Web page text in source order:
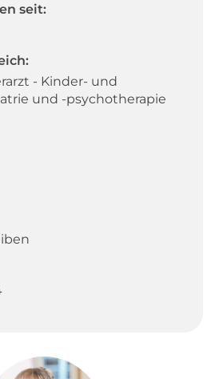
seit:
- Kinder- und
und -psychotherapie